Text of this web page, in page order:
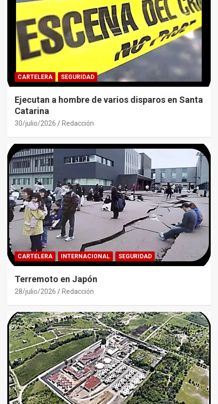
CARTELERA SEGURIDAD
Ejecutan a hombre de varios disparos en Santa
Catarina
30/julio/2026 Redacción
CARTELERA INTERNACIONAL SEGURIDAD
Terremoto en Japón
28/julio/2026 Redacción